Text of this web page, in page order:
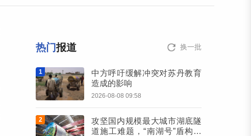
热门报道 换一批
1
中方呼吁缓解冲突对苏丹教育
造成的影响
2026-08-08 09:58
2
攻坚国内规模最大城市湖底隧
道施工难题，“南湖号”盾构机